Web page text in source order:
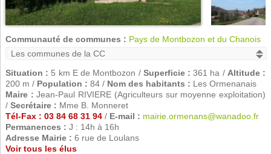
Communauté de communes : Pays de Montbozon et du Chanois
Situation : 5 km E de Montbozon / Superficie : 361 ha / Altitude :
200 m / Population : 84 / Nom des habitants : Les Ormenanais
Maire : Jean-Paul RIVIERE (Agriculteurs sur moyenne exploitation)
/ Secrétaire : Mme B. Monneret
Tél-Fax : 03 84 68 31 94/ E-mail : mairie.ormenans@wanadoo.fr
Permanences : J : 14h à 16h
Adresse Mairie : 6 rue de Loulans
Voir tous les élus